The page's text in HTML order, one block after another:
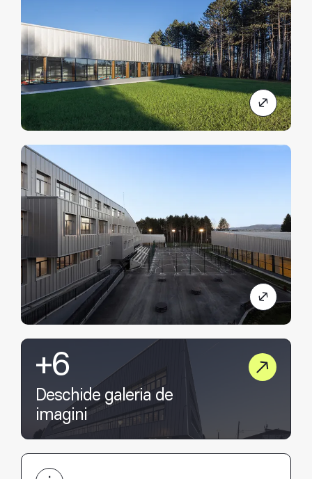
+6
Deschide galeria de
imagini